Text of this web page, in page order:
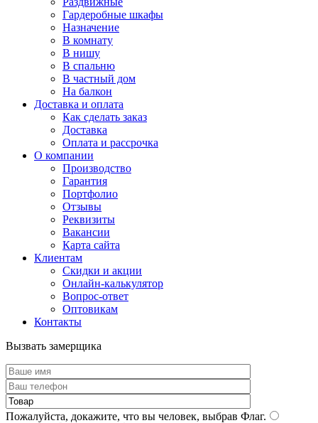
Гардеробные шкафы
Назначение
В комнату
В нишу
В спальню
В частный дом
На балкон
Доставка и оплата
Как сделать заказ
Доставка
Оплата и рассрочка
О компании
Производство
Гарантия
Портфолио
Отзывы
Реквизиты
Вакансии
Карта сайта
Клиентам
Скидки и акции
Онлайн-калькулятор
Вопрос-ответ
Оптовикам
Контакты
Вызвать замерщика
Пожалуйста, докажите, что вы человек, выбрав Флаг.